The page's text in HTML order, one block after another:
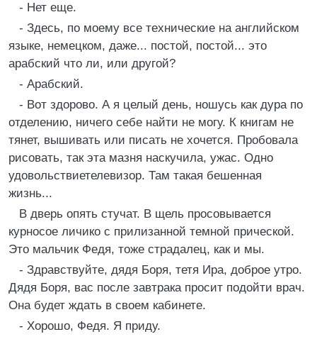
- Нет еще.
- Здесь, по моему все технические на английском
языке, немецком, даже... постой, постой... это
арабский что ли, или другой?
- Арабский.
- Вот здорово. А я целый день, ношусь как дура по
отделению, ничего себе найти не могу. К книгам не
тянет, вышивать или писать не хочется. Пробовала
рисовать, так эта мазня наскучила, ужас. Одно
удовольствиетелевизор. Там такая бешенная
жизнь...
В дверь опять стучат. В щель просовывается
курносое личико с прилизанной темной прической.
Это мальчик Федя, тоже страдалец, как и мы.
- Здравствуйте, дядя Боря, тетя Ира, доброе утро.
Дядя Боря, вас после завтрака просит подойти врач.
Она будет ждать в своем кабинете.
- Хорошо, Федя. Я приду.